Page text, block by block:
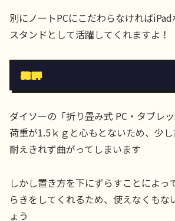
別にノートPCにこだわらなければ
スタンドとして活躍してくれますよ！
総評
ダイソーの「折り畳み式 PC・タブレ
荷重が1.5ｋｇと心もとないため、少
耐えきれず曲がってしまいます
しかし置き方を下にずらすことによっ
らきをしてくれるため、使えなくもな
ょう